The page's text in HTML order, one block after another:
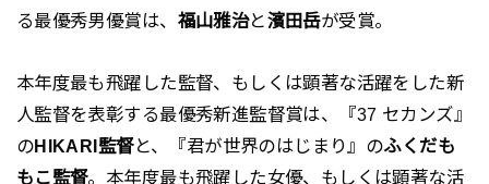
る最優秀男優賞は、 福山雅治と 濱田岳が受賞。
本年度最も飛躍した監督、もしくは顕著な活躍をした新
人監督を表彰する最優秀新進監督賞は、『37 セカンズ』
のHIKARI監督と、『君が世界のはじまり』のふくだも
もこ監督。本年度最も飛躍した女優、もしくは顕著な活